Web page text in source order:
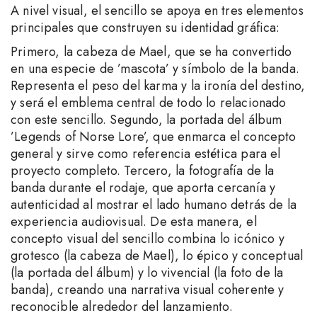
A nivel visual, el sencillo se apoya en tres elementos
principales que construyen su identidad gráfica:
Primero, la cabeza de Mael, que se ha convertido
en una especie de ’mascota’ y símbolo de la banda.
Representa el peso del karma y la ironía del destino,
y será el emblema central de todo lo relacionado
con este sencillo. Segundo, la portada del álbum
’Legends of Norse Lore’, que enmarca el concepto
general y sirve como referencia estética para el
proyecto completo. Tercero, la fotografía de la
banda durante el rodaje, que aporta cercanía y
autenticidad al mostrar el lado humano detrás de la
experiencia audiovisual. De esta manera, el
concepto visual del sencillo combina lo icónico y
grotesco (la cabeza de Mael), lo épico y conceptual
(la portada del álbum) y lo vivencial (la foto de la
banda), creando una narrativa visual coherente y
reconocible alrededor del lanzamiento.